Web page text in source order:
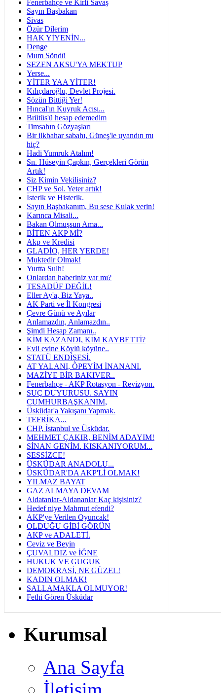
Fenerbahçe ve Kirli Savaş
Sayın Başbakan
Sivas
Özür Dilerim
HAK YİYENİN...
Denge
Mum Söndü
SEZEN AKSU'YA MEKTUP
Yerse...
YİTER YAA YİTER!
Kılıçdaroğlu, Devlet Projesi.
Sözün Bittiği Yer!
Hıncal'ın Kuyruk Acısı...
Brütüs'ü hesap edemedim
Timsahın Gözyaşları
Bir ilkbahar sabahı, Güneş'le uyandın mı
hiç?
Hadi Yumruk Atalım!
Sn. Hüseyin Çapkın, Gerçekleri Görün
Artık!
Siz Kimin Vekilisiniz?
CHP ve Sol. Yeter artık!
İsterik ve Histerik.
Sayın Başbakanım, Bu sese Kulak verin!
Karınca Misali...
Bakan Olmuşsun Ama...
BİTEN AKP Mİ?
Akp ve Kredisi
GLADİO, HER YERDE!
Muktedir Olmak!
Yurtta Sulh!
Onlardan haberiniz var mı?
TESADÜF DEĞİL!
Eller Ay'a, Biz Yaya..
AK Parti ve İl Kongresi
Çevre Günü ve Ayılar
Anlamazdın, Anlamazdın..
Şimdi Hesap Zamanı..
KİM KAZANDI, KİM KAYBETTİ?
Evli evine Köylü köyüne..
STATÜ ENDİŞESİ.
AT YALANI, ÖPEYİM İNANANI.
MAZİYE BİR BAKIVER..
Fenerbahçe - AKP Rotasyon - Revizyon.
SUÇ DUYURUSU. SAYIN
CUMHURBAŞKANIM,
Üsküdar'a Yakışanı Yapmak.
TEFRİKA...
CHP, İstanbul ve Üsküdar.
MEHMET ÇAKIR, BENİM ADAYIM!
SİNAN GENİM. KISKANIYORUM...
SESSİZCE!
ÜSKÜDAR ANADOLU...
ÜSKÜDAR'DA AKP'Lİ OLMAK!
YILMAZ BAYAT
GAZ ALMAYA DEVAM
Aldatanlar-Aldananlar Kaç kişisiniz?
Hedef niye Mahmut efendi?
AKP'ye Verilen Oyuncak!
OLDUĞU GİBİ GÖRÜN
AKP ve ADALETİ.
Ceviz ve Beyin
ÇUVALDIZ ve İĞNE
HUKUK VE GUGUK
DEMOKRASİ, NE GÜZEL!
KADIN OLMAK!
SALLAMAKLA OLMUYOR!
Fethi Gören Üsküdar
Kurumsal
Ana Sayfa